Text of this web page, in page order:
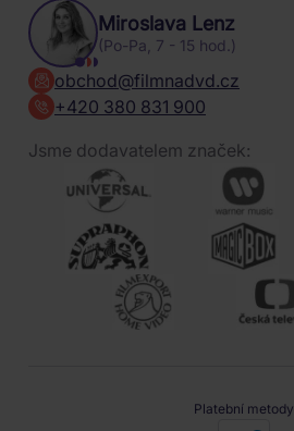
Miroslava Lenz
(Po-Pa, 7 - 15 hod.)
obchod@filmnadvd.cz
+420 380 831 900
Jsme dodavatelem značek:
Platební metody